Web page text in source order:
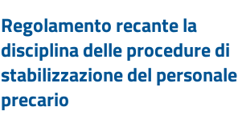
Regolamento recante la
disciplina delle procedure di
stabilizzazione del personale
precario